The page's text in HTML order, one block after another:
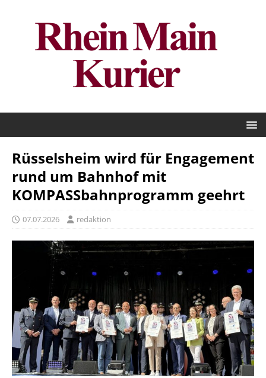
Rüsselsheim wird für Engagement
rund um Bahnhof mit
KOMPASSbahnprogramm geehrt
07.07.2026 redaktion